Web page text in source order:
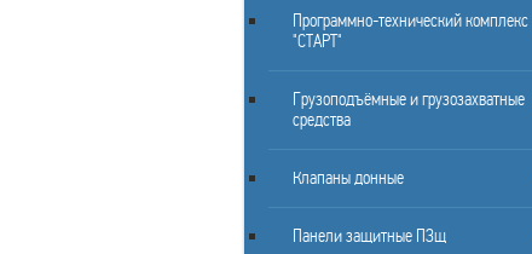
Программно-технический комплекс
"СТАРТ"
Грузоподъёмные и грузозахватные
средства
Клапаны донные
Панели защитные ПЗщ